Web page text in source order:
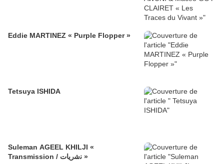
Eddie MARTINEZ « Purple Flopper »
Tetsuya ISHIDA
Suleman AGEEL KHILJI «
Transmission / ﻧﺷرﯾﺎت »